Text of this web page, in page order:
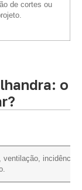
de cortes ou
o
ventilação, incidência